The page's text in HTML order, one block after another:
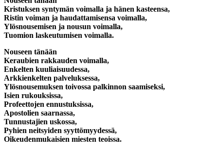
Kristuksen syntymän voimalla ja hänen kasteensa,
Ristin voiman ja haudattamisensa voimalla,
Ylösnousemisen ja nousun voimalla,
Tuomion laskeutumisen voimalla.
Nouseen tänään
Keraubien rakkauden voimalla,
Enkelten kuuliaisuudessa,
Arkkienkelten palveluksessa,
Ylösnousemuksen toivossa palkinnon saamiseksi,
Isien rukouksissa,
Profeettojen ennustuksissa,
Apostolien saarnassa,
Tunnustajien uskossa,
Pyhien neitsyiden syyttömyydessä,
Oikeudenmukaisien miesten teoissa.